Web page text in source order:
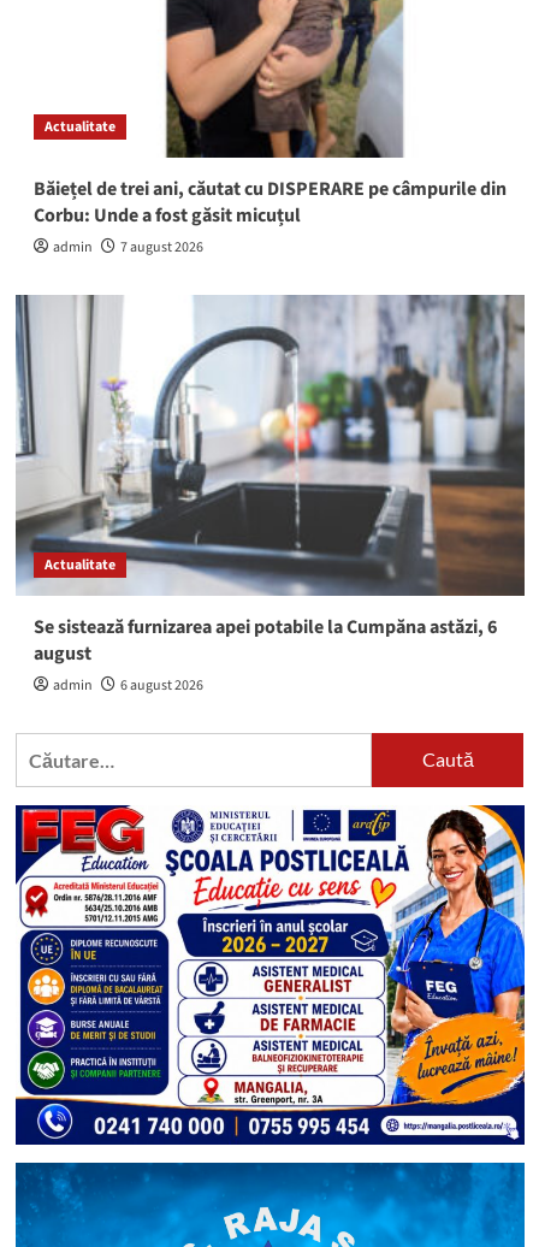
Actualitate
Băiețel de trei ani, căutat cu DISPERARE pe câmpurile din
Corbu: Unde a fost găsit micuțul
admin 7 august 2026
Actualitate
Se sistează furnizarea apei potabile la Cumpăna astăzi, 6
august
admin 6 august 2026